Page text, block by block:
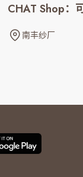
CHAT Shop：
南丰纱厂